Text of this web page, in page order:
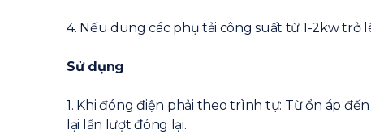
4. Nếu dung các phụ tải công suất từ 1-2kw
Sử dụng
1. Khi đóng điện phải theo trình tự: Từ ổn áp
lại lần lượt đóng lại.